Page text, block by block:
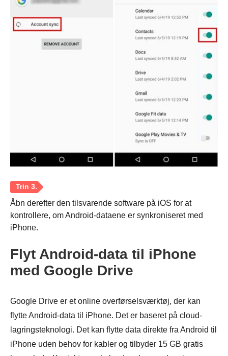
Trin 1.
Åbn derefter den tilsvarende software på iOS for at
kontrollere, om Android-dataene er synkroniseret med
iPhone.
Flyt Android-data til iPhone
med Google Drive
Google Drive er et online overførselsværktøj, der kan
flytte Android-data til iPhone. Det er baseret på cloud-
lagringsteknologi. Det kan flytte data direkte fra Android til
iPhone uden behov for kabler og tilbyder 15 GB gratis